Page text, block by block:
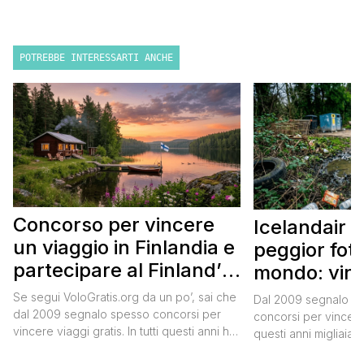
POTREBBE INTERESSARTI ANCHE
Concorso per vincere
un viaggio in Finlandia e
partecipare al Finland’s
Official Tasting
Se segui VoloGratis.org da un po’, sai che
dal 2009 segnalo spesso concorsi per
vincere viaggi gratis. In tutti questi anni ho
Icelandair
peggior
mondo:
in Islanda
dollari
Dal 2009 segnalo
concorsi per
questi anni migliaia